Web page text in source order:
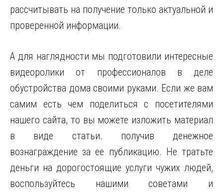
рассчитывать на получение только актуальной и
проверенной информации.
А для наглядности мы подготовили интересные
видеоролики от профессионалов в деле
обустройства дома своими руками. Если же вам
самим есть чем поделиться с посетителями
нашего сайта, то вы можете изложить материал
в виде статьи. получив денежное
вознаграждение за ее публикацию. Не тратьте
деньги на дорогостоящие услуги чужих людей,
воспользуйтесь нашими советами и